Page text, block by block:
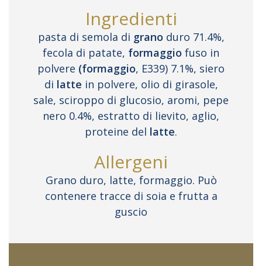
Ingredienti
pasta di semola di grano duro 71.4%,
fecola di patate, formaggio fuso in
polvere (formaggio, E339) 7.1%, siero
di latte in polvere, olio di girasole,
sale, sciroppo di glucosio, aromi, pepe
nero 0.4%, estratto di lievito, aglio,
proteine del latte.
Allergeni
Grano duro, latte, formaggio. Può
contenere tracce di soia e frutta a
guscio